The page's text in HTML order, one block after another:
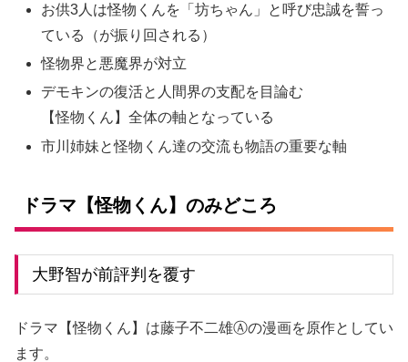
お供3人は怪物くんを「坊ちゃん」と呼び忠誠を誓っ
ている（が振り回される）
怪物界と悪魔界が対立
デモキンの復活と人間界の支配を目論む
【怪物くん】全体の軸となっている
市川姉妹と怪物くん達の交流も物語の重要な軸
ドラマ【怪物くん】のみどころ
大野智が前評判を覆す
ドラマ【怪物くん】は藤子不二雄Ⓐの漫画を原作としてい
ます。